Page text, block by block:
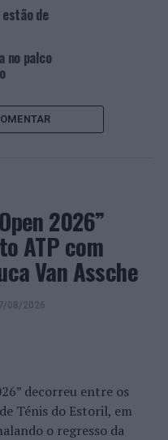
25 de fevereiro, a
abril, e Nuno
de serviço na arte
entreter e divertir o
a espetáculos que
a 19 de março (Dia do
junho e 13 de agosto,
cantar, dançar e soltar
em família e com
de
no palco
2026”
ATP com
Van Assche
08/2026
decorreu entre os
Ténis do Estoril, em
o regresso da